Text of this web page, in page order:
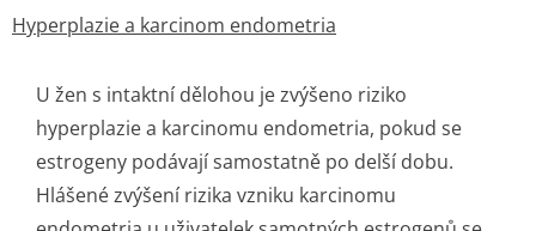
Hyperplazie a karcinom endometria
U žen s intaktní dělohou je zvýšeno riziko
hyperplazie a karcinomu endometria, pokud se
estrogeny podávají samostatně po delší dobu.
Hlášené zvýšení rizika vzniku karcinomu